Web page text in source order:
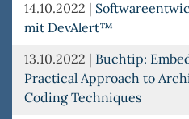
14.10.2022 |
mit DevAlert™
13.10.2022 | Buchtip:
Practical Approach to
Coding Techniques